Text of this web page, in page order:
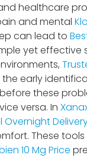
healthcare
and mental
can lead to
yet
early
before these
versa. In
Overnight
These
10 Mg Price